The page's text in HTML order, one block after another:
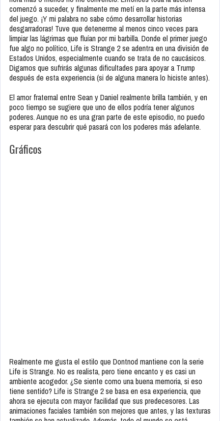
comenzó a suceder, y finalmente me metí en la parte más intensa
del juego. ¡Y mi palabra no sabe cómo desarrollar historias
desgarradoras! Tuve que detenerme al menos cinco veces para
limpiar las lágrimas que fluían por mi barbilla. Donde el primer juego
fue algo no político, Life is Strange 2 se adentra en una división de
Estados Unidos, especialmente cuando se trata de no caucásicos.
Digamos que sufrirás algunas dificultades para apoyar a Trump
después de esta experiencia (si de alguna manera lo hiciste antes).
El amor fraternal entre Sean y Daniel realmente brilla también, y en
poco tiempo se sugiere que uno de ellos podría tener algunos
poderes. Aunque no es una gran parte de este episodio, no puedo
esperar para descubrir qué pasará con los poderes más adelante.
Gráficos
Realmente me gusta el estilo que Dontnod mantiene con la serie
Life is Strange. No es realista, pero tiene encanto y es casi un
ambiente acogedor. ¿Se siente como una buena memoria, si eso
tiene sentido? Life is Strange 2 se basa en esa experiencia, que
ahora se ejecuta con mayor facilidad que sus predecesores. Las
animaciones faciales también son mejores que antes, y las texturas